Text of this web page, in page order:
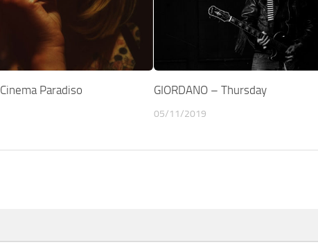
Paradiso GIORDANO – Thursday
05/11/2019